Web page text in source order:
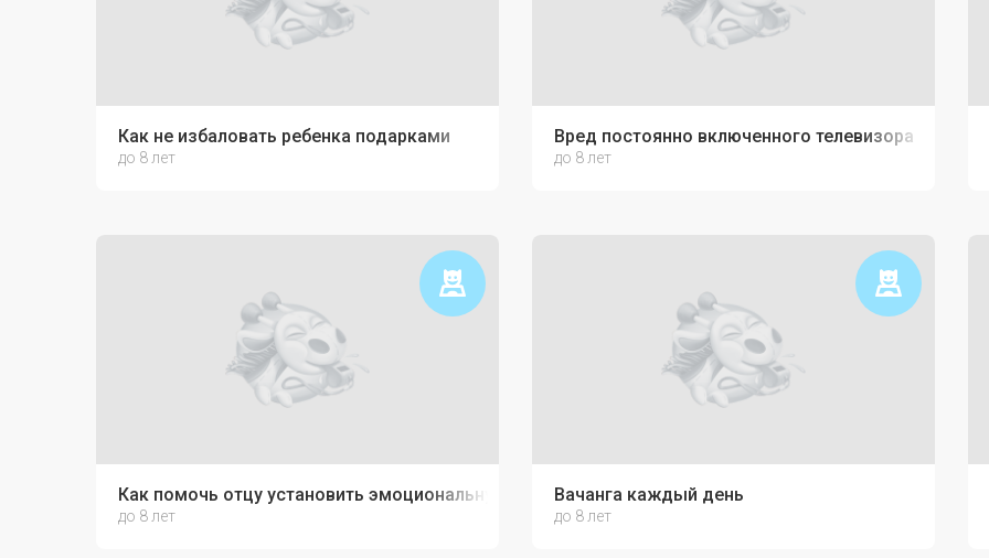
Как не избаловать ребенка подарками
до 8 лет
Вред постоянно включенного телевизора
до 8 лет
Как помочь отцу установить эмоциональную связь с ребёнком
до 8 лет
Вачанга каждый день
до 8 лет